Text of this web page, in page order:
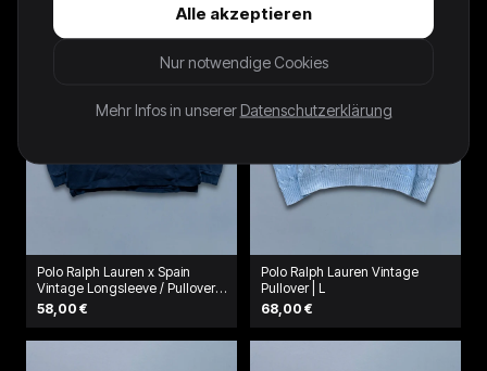
Polo Ralph Lauren x Spain
Vintage Longsleeve / Pullover
| M
58,00 €
Polo Ralph Lauren Vintage
Pullover | L
68,00 €
Alle akzeptieren
Nur notwendige Cookies
Mehr Infos in unserer Datenschutzerklärung